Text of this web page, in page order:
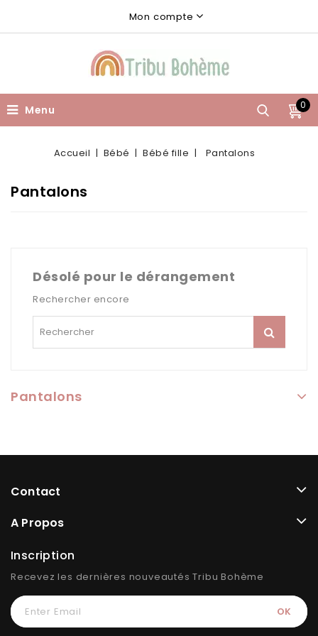
Mon compte
0
Menu
Accueil Bébé Bébé fille Pantalons
Pantalons
Désolé pour le dérangement
Rechercher encore
Pantalons
Contact
A Propos
Inscription
Recevez les dernières nouveautés Tribu Bohème